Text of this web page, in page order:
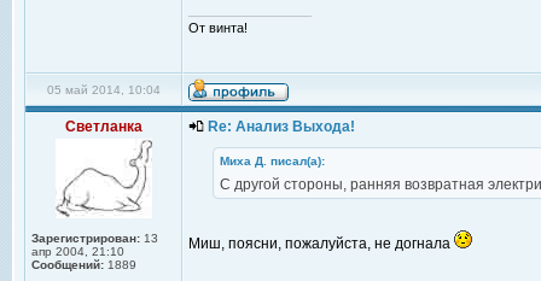
От винта!
05 май 2014, 10:04
Светланка
Зарегистрирован: 13
апр 2004, 21:10
Сообщений: 1889
Re: Анализ Выхода!
Миха Д. писал(а):
С другой стороны, ранняя возвратная
Миш, поясни, пожалуйста, не догнала